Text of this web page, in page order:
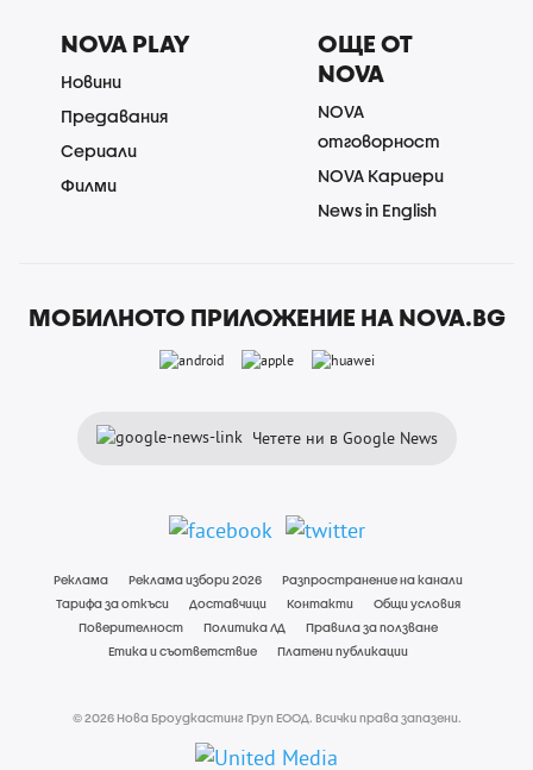
NOVA PLAY
Новини
Предавания
Сериали
Филми
ОЩЕ ОТ
NOVA
NOVA
отговорност
NOVA Кариери
News in English
МОБИЛНОТО ПРИЛОЖЕНИЕ НА NOVA.BG
Четете ни в Google News
Реклама Реклама избори 2026
Разпространение на канали
Тарифа за откъси
Доставчици Контакти
Общи условия
Поверителност
Политика ЛД
Правила за ползване
Етика и съответствие
Платени публикации
© 2026 Нова Броудкастинг Груп ЕООД. Всички права запазени.